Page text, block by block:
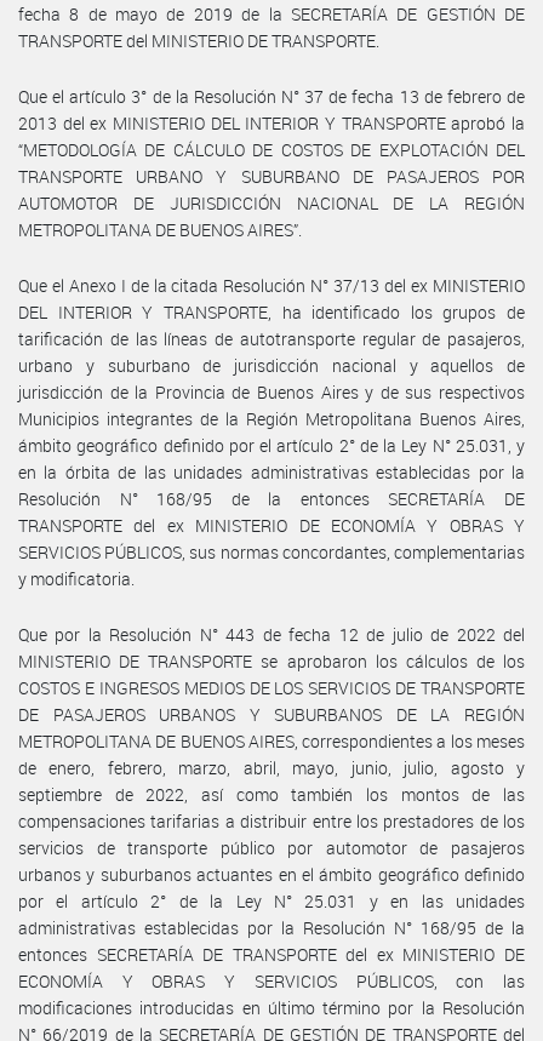
fecha 8 de mayo de 2019 de la SECRETARÍA DE GESTIÓN DE
TRANSPORTE del MINISTERIO DE TRANSPORTE.
Que el artículo 3° de la Resolución N° 37 de fecha 13 de febrero de
2013 del ex MINISTERIO DEL INTERIOR Y TRANSPORTE aprobó la
“METODOLOGÍA DE CÁLCULO DE COSTOS DE EXPLOTACIÓN DEL
TRANSPORTE URBANO Y SUBURBANO DE PASAJEROS POR
AUTOMOTOR DE JURISDICCIÓN NACIONAL DE LA REGIÓN
METROPOLITANA DE BUENOS AIRES”.
Que el Anexo I de la citada Resolución N° 37/13 del ex MINISTERIO
DEL INTERIOR Y TRANSPORTE, ha identificado los grupos de
tarificación de las líneas de autotransporte regular de pasajeros,
urbano y suburbano de jurisdicción nacional y aquellos de
jurisdicción de la Provincia de Buenos Aires y de sus respectivos
Municipios integrantes de la Región Metropolitana Buenos Aires,
ámbito geográfico definido por el artículo 2° de la Ley N° 25.031, y
en la órbita de las unidades administrativas establecidas por la
Resolución N° 168/95 de la entonces SECRETARÍA DE
TRANSPORTE del ex MINISTERIO DE ECONOMÍA Y OBRAS Y
SERVICIOS PÚBLICOS, sus normas concordantes, complementarias
y modificatoria.
Que por la Resolución N° 443 de fecha 12 de julio de 2022 del
MINISTERIO DE TRANSPORTE se aprobaron los cálculos de los
COSTOS E INGRESOS MEDIOS DE LOS SERVICIOS DE TRANSPORTE
DE PASAJEROS URBANOS Y SUBURBANOS DE LA REGIÓN
METROPOLITANA DE BUENOS AIRES, correspondientes a los meses
de enero, febrero, marzo, abril, mayo, junio, julio, agosto y
septiembre de 2022, así como también los montos de las
compensaciones tarifarias a distribuir entre los prestadores de los
servicios de transporte público por automotor de pasajeros
urbanos y suburbanos actuantes en el ámbito geográfico definido
por el artículo 2° de la Ley N° 25.031 y en las unidades
administrativas establecidas por la Resolución N° 168/95 de la
entonces SECRETARÍA DE TRANSPORTE del ex MINISTERIO DE
ECONOMÍA Y OBRAS Y SERVICIOS PÚBLICOS, con las
modificaciones introducidas en último término por la Resolución
N° 66/2019 de la SECRETARÍA DE GESTIÓN DE TRANSPORTE del